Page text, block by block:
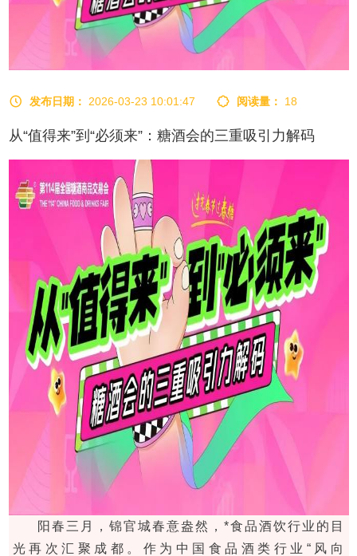
发布日期： 2026-03-23 10:01:47 阅读量： 18
从“值得来”到“必须来”：糖酒会的三重吸引力解码
阳春三月，锦官城春意盎然，*食品酒饮行业的目
光再次汇聚成都。作为中国食品酒类行业“风向